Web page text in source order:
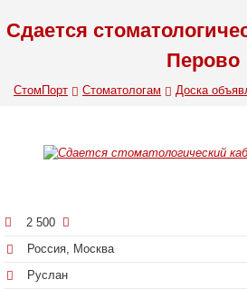
Сдается
Перово
СтомПорт Стоматологам Доска
2 500
Россия, Москва
Руслан